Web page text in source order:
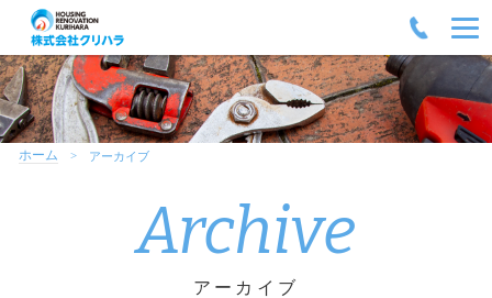
ホーム アーカイブ
Archive
アーカイブ